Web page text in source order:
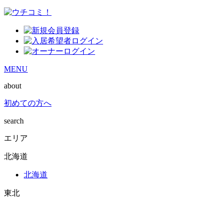
MENU
about
初めての方へ
search
エリア
北海道
北海道
東北